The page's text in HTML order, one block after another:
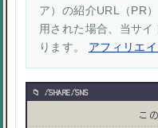
ア）の紹介URL（PR
用された場合、当サ
ります。 アフィリエ
/SHARE/SNS
こ